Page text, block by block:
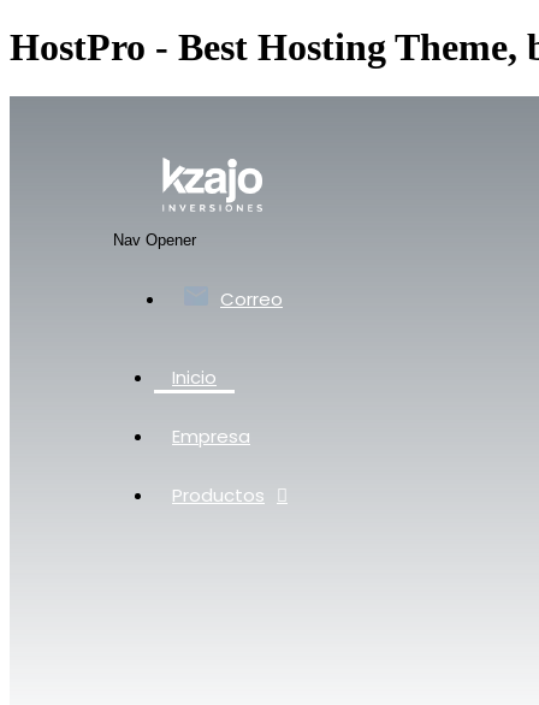
HostPro - Best Hosting Theme,
Nav Opener
Correo
Inicio
Empresa
Productos